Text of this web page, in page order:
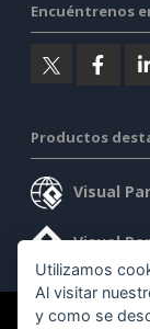
Encuéntrenos
Productos
Visual
Visual
Utilizamos
Al visitar
y como se